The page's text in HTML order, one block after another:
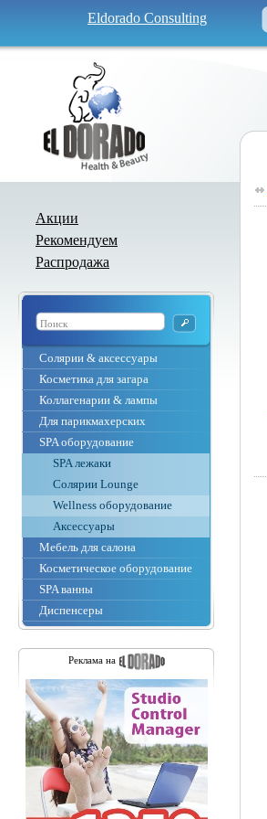
Eldorado Consulting
Акции
Рекомендуем
Распродажа
Солярии & аксессуары
Косметика для загара
Коллагенарии & лампы
Для парикмахерских
SPA оборудование
SPA лежаки
Солярии Lounge
Wellness оборудование
Аксессуары
Мебель для салона
Косметическое оборудование
SPA ванны
Диспенсеры
Реклама на